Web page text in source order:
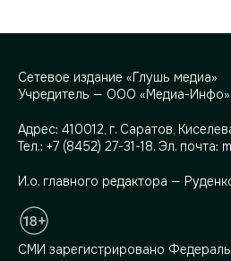
Сетевое издание «Глушь медиа»
Учредитель — ООО «Медиа-Инфо»
Адрес: 410012, г. Саратов,
Тел.: +7 (8452) 27-31-18. Эл. почта:
И.о. главного редактора —
СМИ зарегистрировано